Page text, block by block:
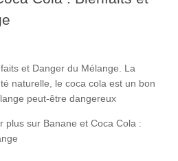
et Danger du Mélange. La
naturelle, le coca cola est un bon
peut-être dangereux
plus sur Banane et Coca Cola :